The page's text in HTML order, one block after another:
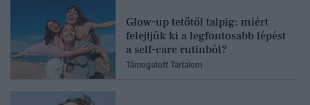
Glow-up tetőtől talpig: miért
felejtjük ki a legfontosabb lépést
a self-care rutinból?
Támogatott Tartalom